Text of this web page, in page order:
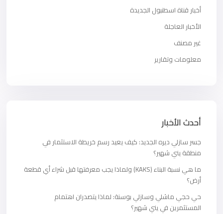
أخبار قناة اسطنبول الجديدة
الأخبار العاجلة
غير مصنف
معلومات وتقارير
أحدث الأخبار
جسر سازلي ديره الجديد: كيف يعيد رسم خريطة الاستثمار في
منطقة يني شهير؟
ما هي نسبة البناء (KAKS) ولماذا يجب معرفتها قبل شراء أي قطعة
أرض؟
حي حجي ماشلي وسازلي بوسنة: لماذا يتصدران اهتمام
المستثمرين في يني شهير؟